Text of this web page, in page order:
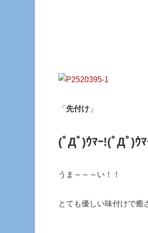
「 先付け 」
(ﾟДﾟ)ｳﾏｰ!(ﾟДﾟ)ｳ
うま～～～い！！
とても優しい味付けで癒